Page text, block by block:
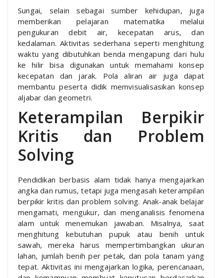
Sungai, selain sebagai sumber kehidupan, juga
memberikan pelajaran matematika melalui
pengukuran debit air, kecepatan arus, dan
kedalaman. Aktivitas sederhana seperti menghitung
waktu yang dibutuhkan benda mengapung dari hulu
ke hilir bisa digunakan untuk memahami konsep
kecepatan dan jarak. Pola aliran air juga dapat
membantu peserta didik memvisualisasikan konsep
aljabar dan geometri.
Keterampilan Berpikir
Kritis dan Problem
Solving
Pendidikan berbasis alam tidak hanya mengajarkan
angka dan rumus, tetapi juga mengasah keterampilan
berpikir kritis dan problem solving. Anak-anak belajar
mengamati, mengukur, dan menganalisis fenomena
alam untuk menemukan jawaban. Misalnya, saat
menghitung kebutuhan pupuk atau benih untuk
sawah, mereka harus mempertimbangkan ukuran
lahan, jumlah benih per petak, dan pola tanam yang
tepat. Aktivitas ini mengajarkan logika, perencanaan,